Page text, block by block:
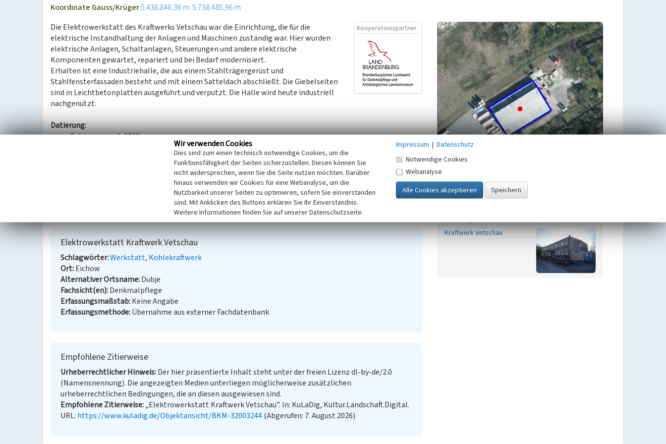
Koordinate Gauss/Krüger5.438.846,36 m: 5.738.485,96 m
Kooperationspartner
Die Elektrowerkstatt des Kraftwerks Vetschau war die Einrichtung, die für die
elektrische Instandhaltung der Anlagen und Maschinen zuständig war. Hier wurden
elektrische Anlagen, Schaltanlagen, Steuerungen und andere elektrische
Komponenten gewartet, repariert und bei Bedarf modernisiert.
Erhalten ist eine Industriehalle, die aus einem Stahlträgergerüst und
Stahlfensterfassaden besteht und mit einem Satteldach abschließt. Die Giebelseiten
sind in Leichtbetonplatten ausgeführt und verputzt. Die Halle wird heute industriell
nachgenutzt.
Datierung:
Erbauung: nach 1960
Nach Informationen von Helmut Ziehe und Lutz Gubbatz am 09.02.2023.
(Erfassungsprojekt Lausitz, BLDAM 2023)
Elektrowerkstatt Kraftwerk Vetschau
Schlagwörter Werkstatt Kohlekraftwerk
Ort Eichow
Alternativer Ortsname Dubje
Fachsicht(en) Denkmalpflege
Erfassungsmaßstab Keine Angabe
Erfassungsmethode Übernahme aus externer Fachdatenbank
Empfohlene Zitierweise
Urheberrechtlicher Hinweis Der hier präsentierte Inhalt steht unter der freien Lizenz dl-by-de/2.0
(Namensnennung). Die angezeigten Medien unterliegen möglicherweise zusätzlichen
urheberrechtlichen Bedingungen, die an diesen ausgewiesen sind.
Empfohlene Zitierweise „Elektrowerkstatt Kraftwerk Vetschau”. In: KuLaDig, Kultur.Landschaft.Digital.
URL: https://www.kuladig.de/Objektansicht/BKM-32003244(Abgerufen: 7. August 2026)
Kraftwerk Vetschau
Wir verwenden Cookies
Dies sind zum einen technisch notwendige Cookies, um die
Funktionsfähigkeit der Seiten sicherzustellen. Diesen können Sie
nicht widersprechen, wenn Sie die Seite nutzen möchten. Darüber
hinaus verwenden wir Cookies für eine Webanalyse, um die
Nutzbarkeit unserer Seiten zu optimieren, sofern Sie einverstanden
sind. Mit Anklicken des Buttons erklären Sie Ihr Einverständnis.
Weitere Informationen finden Sie auf unserer Datenschutzseite.
Impressum | Datenschutz
Notwendige Cookies
Webanalyse